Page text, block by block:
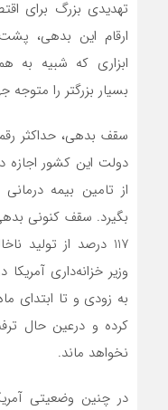
تهدیدی بزرگ برای
ارقام این بدهی،
ابزاری که شبیه به
بسیار بزرگتر را
سقف بدهی، حداکثر
دولت این کشور اجازه
از تامین بیمه
117 درصد از
وزیر خزانه‌داری
به زودی و تا ابتدای
کرده و درعین حال
نخواهد ماند.
در چنین وضعیتی